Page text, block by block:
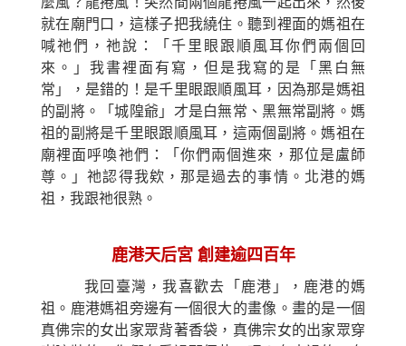
就在廟門口，這樣子把我繞住。聽到裡面的媽祖在
喊祂們，祂說：「千里眼跟順風耳你們兩個回
來。」我書裡面有寫，但是我寫的是「黑白無
常」，是錯的！是千里眼跟順風耳，因為那是媽祖
的副將。「城隍爺」才是白無常、黑無常副將。媽
祖的副將是千里眼跟順風耳，這兩個副將。媽祖在
廟裡面呼喚祂們：「你們兩個進來，那位是盧師
尊。」祂認得我欸，那是過去的事情。北港的媽
祖，我跟祂很熟。
鹿港天后宮 創建逾四百年
我回臺灣，我喜歡去「鹿港」，鹿港的媽
祖。鹿港媽祖旁邊有一個很大的畫像。畫的是一個
真佛宗的女出家眾背著香袋，真佛宗女的出家眾穿